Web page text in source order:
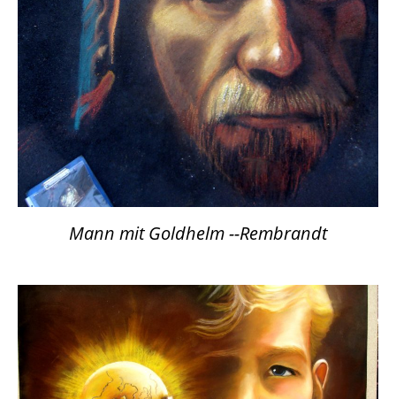
Mann mit Goldhelm --Rembrandt